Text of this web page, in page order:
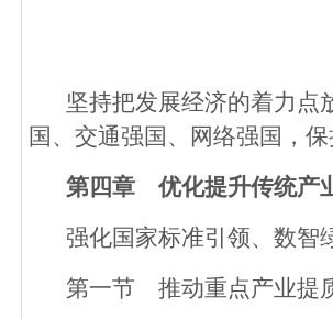
坚持把发展经济的着力点
国、交通强国、网络强国，
第四章 优化提升传统产
强化国家标准引领、数智
第一节 推动重点产业提